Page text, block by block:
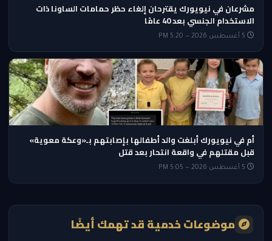
مشرعان في نيويورك يقترحان إلغاء حظر حمامات الساونا ذات
الاستخدام الجنسي بعد 40 عامًا
أم في نيويورك أبلغت والد أطفالها بإصابتهم بـ«وعكة معوية»
قبل مقتلهم في واقعة انتحار بعد قتل
موضوعات خدمية قد تهمك أيضًا